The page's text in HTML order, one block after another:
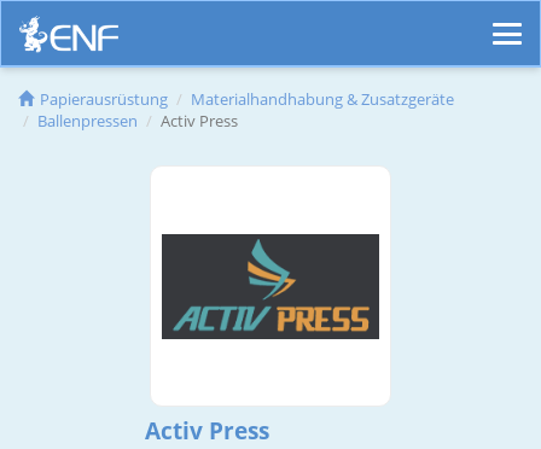
Papierausrüstung
Materialhandhabung & Zusatzgeräte
Ballenpressen
Activ Press
Activ Press